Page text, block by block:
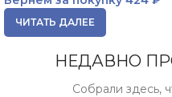
ЧИТАТЬ ДАЛЕЕ
НЕДАВНО
Собрали здесь,